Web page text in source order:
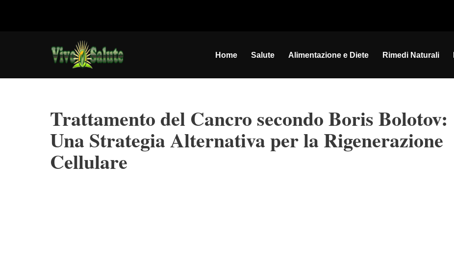
Home Salute Alimentazione e Diete Rimedi Naturali
Trattamento del Cancro secondo Boris Bolotov:
Una Strategia Alternativa per la Rigenerazione
Cellulare